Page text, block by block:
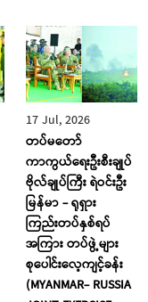
17 Jul, 2026
တပ်မတော်
ကာကွယ်ရေးဦးစီးချုပ်
ဗိုလ်ချုပ်ကြီး ရဲဝင်းဦး
မြန်မာ - ရုရှား
ကြည်းတပ်နှစ်ရပ်
အကြား တပ်ဖွဲ့များ
စုပေါင်းလေ့ကျင့်ခန်း
(MYANMAR- RUSSIA